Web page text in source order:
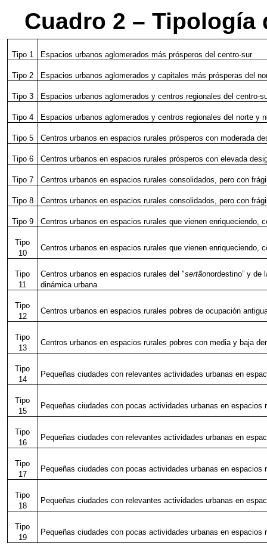
Cuadro 2 –
Tipo 1 Espacios urbanos aglomerados más prósperos del centro-sur
Tipo 2 Espacios urbanos aglomerados y capitales más prósperas del
Tipo 3 Espacios urbanos aglomerados y centros regionales del centro-
Tipo 4 Espacios urbanos aglomerados y centros regionales del norte y
Tipo 5 Centros urbanos en espacios rurales prósperos con moderada
Tipo 6 Centros urbanos en espacios rurales prósperos con elevada
Tipo 7 Centros urbanos en espacios rurales consolidados, pero con
Tipo 8 Centros urbanos en espacios rurales consolidados, pero con
Tipo 9 Centros urbanos en espacios rurales que vienen enriqueciendo,
Tipo
10
Centros urbanos en espacios rurales que vienen enriqueciendo,
Tipo
11
Centros urbanos en espacios rurales del "sertãonordestino” y de
dinámica urbana
Tipo
12
Centros urbanos en espacios rurales pobres de ocupación
Tipo
13
Centros urbanos en espacios rurales pobres con media y baja
Tipo
14
Pequeñas ciudades con relevantes actividades urbanas en
Tipo
15
Pequeñas ciudades con pocas actividades urbanas en espacios
Tipo
16
Pequeñas ciudades con relevantes actividades urbanas en
Tipo
17
Pequeñas ciudades con pocas actividades urbanas en
Tipo
18
Pequeñas ciudades con relevantes actividades urbanas en
Tipo
19
Pequeñas ciudades con pocas actividades urbanas en espacios